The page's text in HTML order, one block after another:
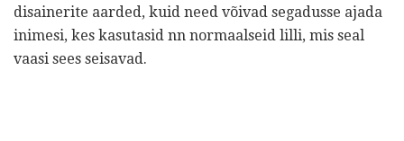
disainerite aarded, kuid need võivad segadusse ajada
inimesi, kes kasutasid nn normaalseid lilli, mis seal
vaasi sees seisavad.